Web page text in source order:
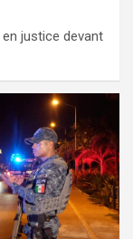
justice devant